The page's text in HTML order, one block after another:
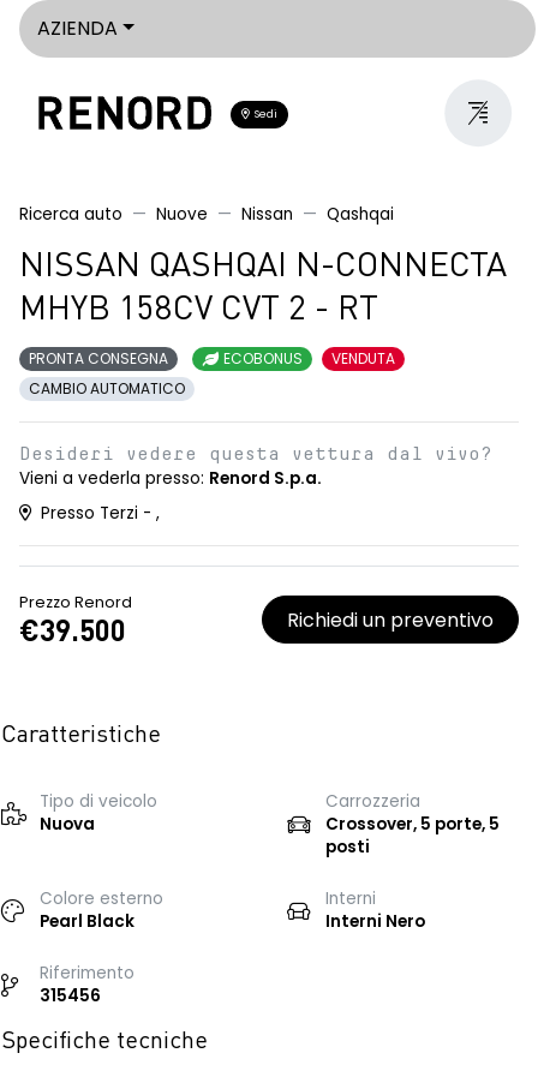
AZIENDA
Sedi
Ricerca auto Nuove Nissan Qashqai
NISSAN QASHQAI N-CONNECTA
MHYB 158CV CVT 2 - RT
PRONTA CONSEGNA ECOBONUS
VENDUTA
CAMBIO AUTOMATICO
Desideri vedere questa vettura dal vivo?
Vieni a vederla presso: Renord S.p.a.
Presso Terzi - ,
Prezzo Renord
€39.500 Richiedi un preventivo
Caratteristiche
Tipo di veicolo
Nuova
Carrozzeria
Crossover, 5 porte, 5
posti
Colore esterno
Pearl Black
Interni
Interni Nero
Riferimento
315456
Specifiche tecniche